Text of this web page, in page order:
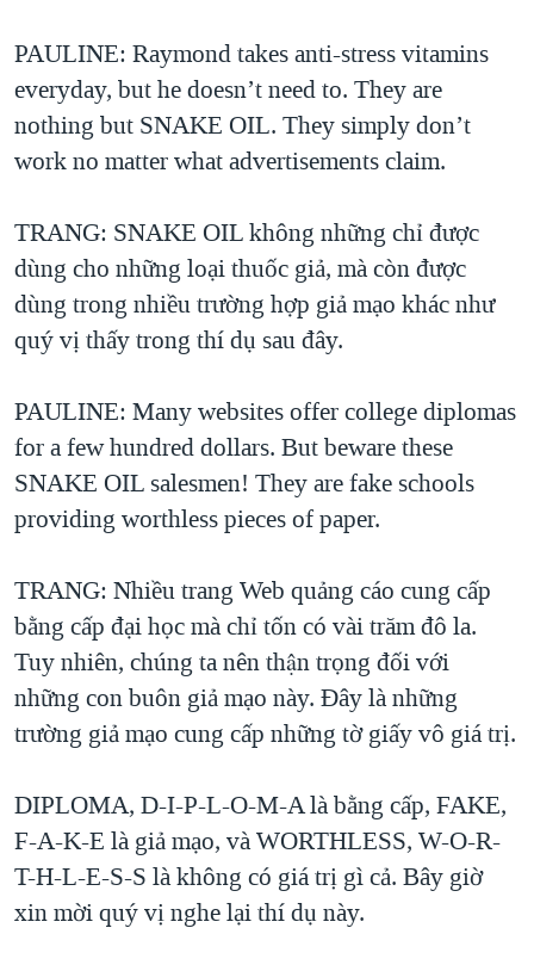
PAULINE: Raymond takes anti-stress vitamins
everyday, but he doesn’t need to. They are
nothing but SNAKE OIL. They simply don’t
work no matter what advertisements claim.
TRANG: SNAKE OIL không những chỉ được
dùng cho những loại thuốc giả, mà còn được
dùng trong nhiều trường hợp giả mạo khác như
quý vị thấy trong thí dụ sau đây.
PAULINE: Many websites offer college diplomas
for a few hundred dollars. But beware these
SNAKE OIL salesmen! They are fake schools
providing worthless pieces of paper.
TRANG: Nhiều trang Web quảng cáo cung cấp
bằng cấp đại học mà chỉ tốn có vài trăm đô la.
Tuy nhiên, chúng ta nên thận trọng đối với
những con buôn giả mạo này. Đây là những
trường giả mạo cung cấp những tờ giấy vô giá trị.
DIPLOMA, D-I-P-L-O-M-A là bằng cấp, FAKE,
F-A-K-E là giả mạo, và WORTHLESS, W-O-R-
T-H-L-E-S-S là không có giá trị gì cả. Bây giờ
xin mời quý vị nghe lại thí dụ này.